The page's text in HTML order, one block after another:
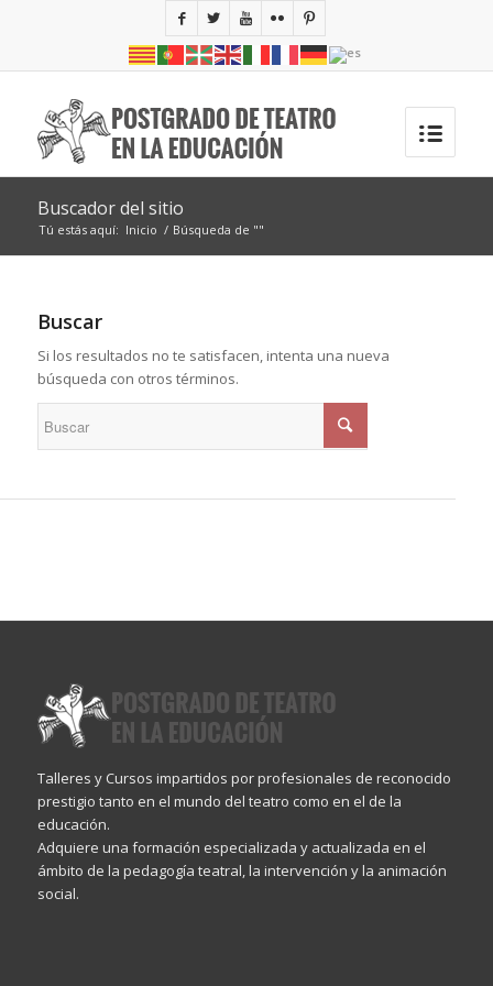
Buscador del sitio
Tú estás aquí: Inicio / Búsqueda de ""
Buscar
Si los resultados no te satisfacen, intenta una nueva
búsqueda con otros términos.
Talleres y Cursos impartidos por profesionales de reconocido
prestigio tanto en el mundo del teatro como en el de la
educación.
Adquiere una formación especializada y actualizada en el
ámbito de la pedagogía teatral, la intervención y la animación
social.